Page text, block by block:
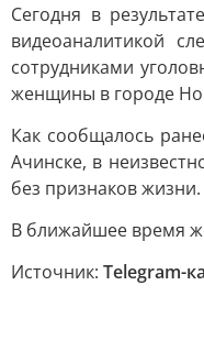
Сегодня в
видеоаналитикой
сотрудниками
женщины в городе
Как сообщалось
Ачинске, в
без признаков
В ближайшее время
Источник: Telegram-